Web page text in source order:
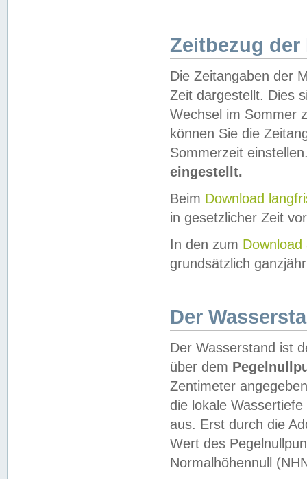
Zeitbezug der
Die Zeitangaben der
Zeit dargestellt. Dies
Wechsel im Sommer
können Sie die
Sommerzeit
eingestellt.
Beim Download
in gesetzlicher Zeit
In den zum Download
grundsätzlich
Der
Der Wasserstand ist
über dem
Zentimeter
die lokale
aus. Erst durch die
Wert des
Normalhöhennull